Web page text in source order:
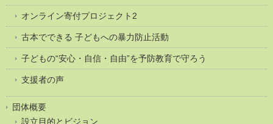
オンライン寄付プロジェクト2
古本でできる 子どもへの暴力防止活動
子どもの“安心・自信・自由”を予防教育で守ろう
支援者の声
団体概要
設立目的とビジョン